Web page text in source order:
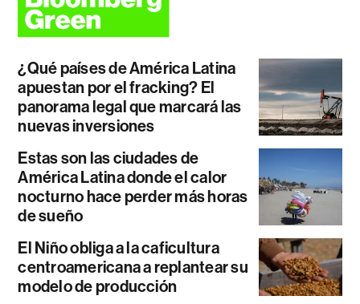
¿Qué países de América Latina
apuestan por el fracking? El
panorama legal que marcará las
nuevas inversiones
Estas son las ciudades de
América Latina donde el calor
nocturno hace perder más horas
de sueño
El Niño obliga a la caficultura
centroamericana a replantear su
modelo de producción